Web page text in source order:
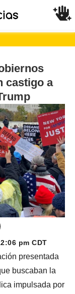
castigo a
pm CDT
presentada
buscaban la
impulsada por